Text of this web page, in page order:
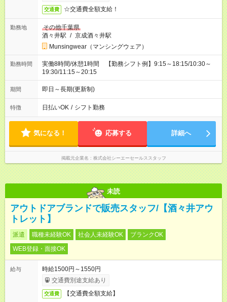
交通費 ☆交通費全額支給！
勤務地
その他千葉県
酒々井駅 / 京成酒々井駅
Munsingwear（マンシングウェア）
勤務時間
実働8時間/休憩1時間 【勤務シフト例】9:15～18:15/10:30～
19:30/11:15～20:15
期間 即日～長期(更新制)
特徴 日払いOK / シフト勤務
気になる！ 応募する 詳細へ
掲載元企業名 株式会社シーエーセールススタッフ
未読
アウトドアブランドで販売スタッフ/【酒々井アウ
トレット】
派遣 職種未経験OK 社会人未経験OK
ブランクOK
WEB登録・面接OK
給与
時給1500円～1550円
交通費別途支給あり
交通費 【交通費全額支給】